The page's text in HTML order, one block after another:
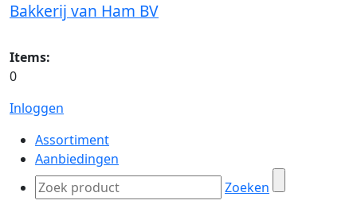
Bakkerij van Ham BV
Items:
0
Inloggen
Assortiment
Aanbiedingen
Zoeken